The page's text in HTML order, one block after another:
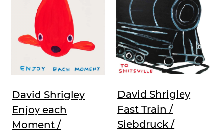
David Shrigley
Enjoy each
Moment /
David Shrigley
Fast Train /
Siebdruck /